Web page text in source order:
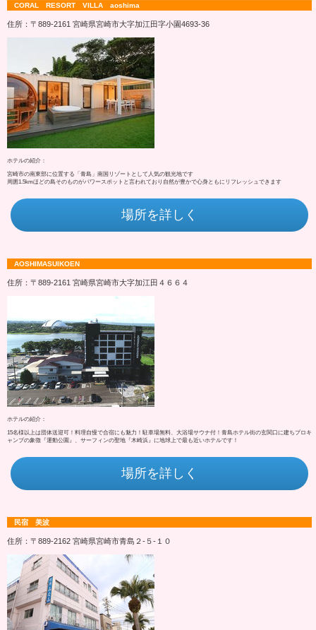
CORAL RESORT VILLA aoshima
住所：〒889-2161 宮崎県宮崎市大字加江田字小園4693‐36
ホテルの紹介：
宮崎市の南東部に位置する「青島」南国リゾートとして人気の観光地です
周囲1.5kmほどの島そのものがパワースポットと言われており自然が豊かで心身ともにリフレッシュできます
場所を詳しく
AOSHIMASUIKOEN
住所：〒889-2161 宮崎県宮崎市大字加江田４６６４
ホテルの紹介：
15名様以上は団体送迎可！料理自慢で合宿にも魅力！駐車場無料、大浴場サウナ付！青島ホテル街の玄関口に建ちプロキ
ャンプの象徴『運動公園』、サーフィンの聖地『木崎浜』に地球上で最も近いホテルです！
場所を詳しく
民宿 美波
住所：〒889-2162 宮崎県宮崎市青島２‐５‐１０